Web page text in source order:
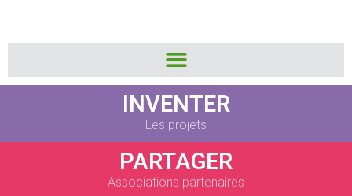
INVENTER
Les projets
PARTAGER
Associations partenaires